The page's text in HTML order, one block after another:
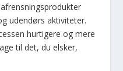
udendørs aktiviteter.
hurtigere og mere
til det, du elsker,